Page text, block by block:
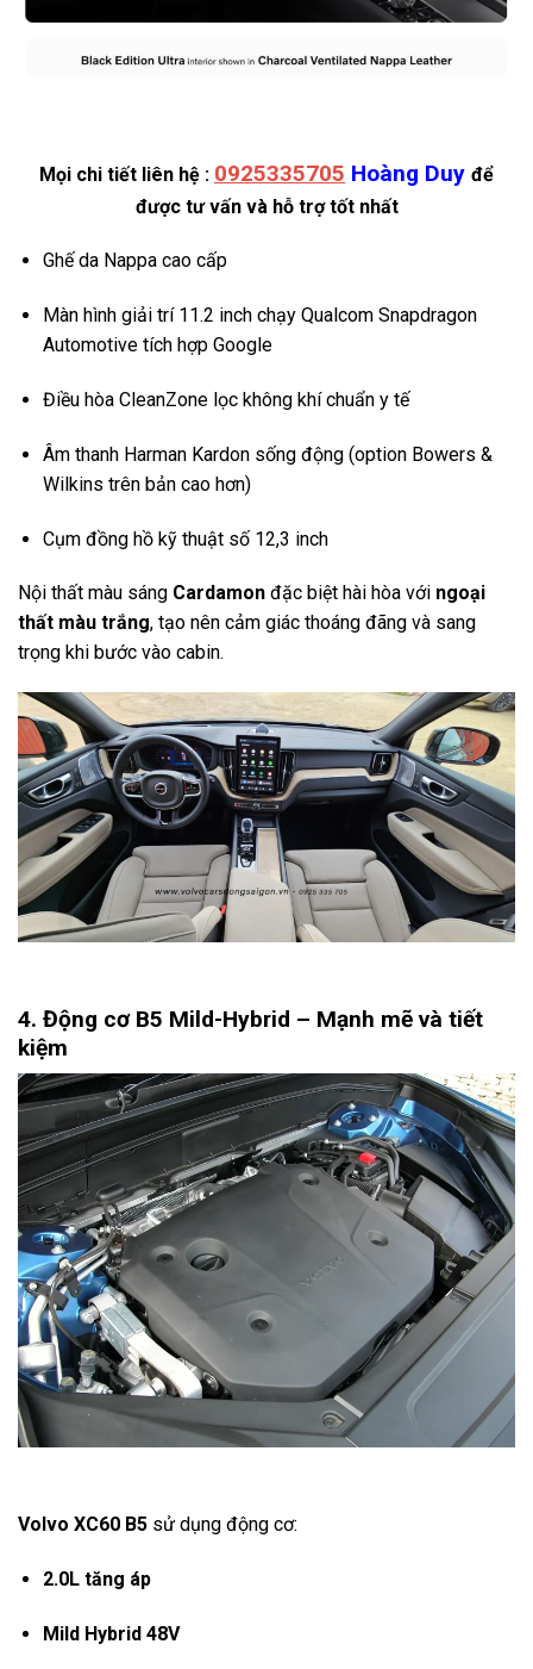
Mọi chi tiết liên hệ : 0925335705 Hoàng Duy để
được tư vấn và hỗ trợ tốt nhất
Ghế da Nappa cao cấp
Màn hình giải trí 11.2 inch chạy Qualcom Snapdragon
Automotive tích hợp Google
Điều hòa CleanZone lọc không khí chuẩn y tế
Âm thanh Harman Kardon sống động (option Bowers &
Wilkins trên bản cao hơn)
Cụm đồng hồ kỹ thuật số 12,3 inch
Nội thất màu sáng Cardamon đặc biệt hài hòa với ngoại
thất màu trắng, tạo nên cảm giác thoáng đãng và sang
trọng khi bước vào cabin.
4. Động cơ B5 Mild-Hybrid – Mạnh mẽ và tiết
kiệm
Volvo XC60 B5 sử dụng động cơ:
2.0L tăng áp
Mild Hybrid 48V